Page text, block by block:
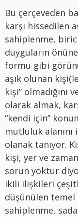
Bu çerçeveden
karşı hissedilen
sahiplenme,
duyguların
formu gibi
aşık olunan
kişi”
olarak almak,
“kendi için”
mutluluk
olanak tanıyor.
kişi, yer ve
sorun yoktur
ikili ilişkileri
düşünülen temel
sahiplenme,